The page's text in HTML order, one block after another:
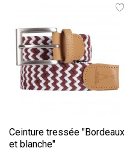
Ceinture tressée "Bordeaux
et blanche"